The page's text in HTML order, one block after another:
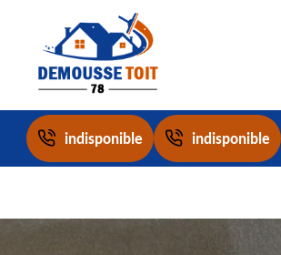
indisponible indisponible